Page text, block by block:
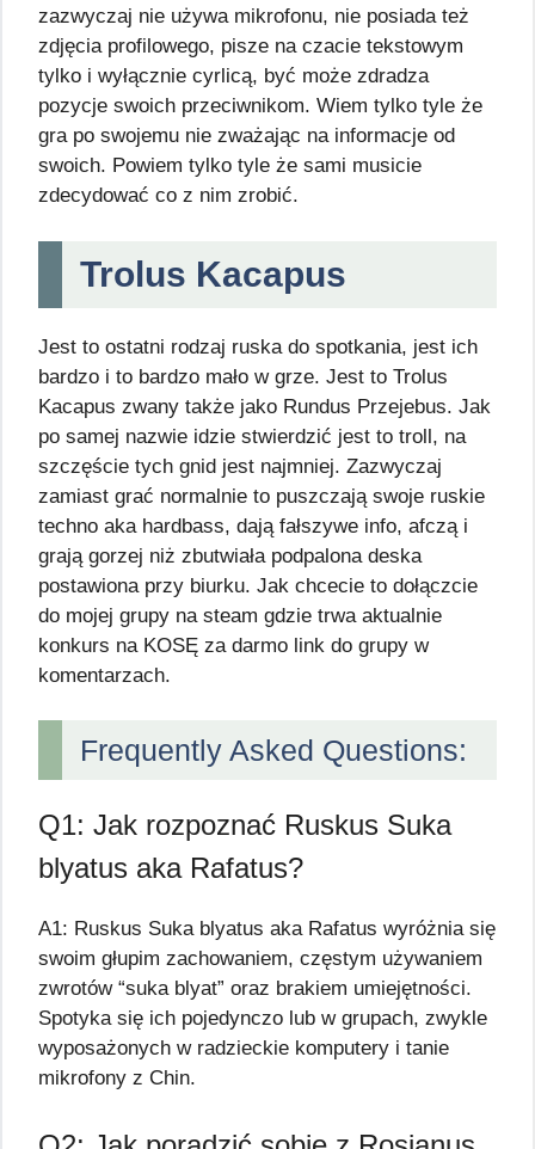
zazwyczaj nie używa mikrofonu, nie posiada też
zdjęcia profilowego, pisze na czacie tekstowym
tylko i wyłącznie cyrlicą, być może zdradza
pozycje swoich przeciwnikom. Wiem tylko tyle że
gra po swojemu nie zważając na informacje od
swoich. Powiem tylko tyle że sami musicie
zdecydować co z nim zrobić.
Trolus Kacapus
Jest to ostatni rodzaj ruska do spotkania, jest ich
bardzo i to bardzo mało w grze. Jest to Trolus
Kacapus zwany także jako Rundus Przejebus. Jak
po samej nazwie idzie stwierdzić jest to troll, na
szczęście tych gnid jest najmniej. Zazwyczaj
zamiast grać normalnie to puszczają swoje ruskie
techno aka hardbass, dają fałszywe info, afczą i
grają gorzej niż zbutwiała podpalona deska
postawiona przy biurku. Jak chcecie to dołączcie
do mojej grupy na steam gdzie trwa aktualnie
konkurs na KOSĘ za darmo link do grupy w
komentarzach.
Frequently Asked Questions:
Q1: Jak rozpoznać Ruskus Suka
blyatus aka Rafatus?
A1: Ruskus Suka blyatus aka Rafatus wyróżnia się
swoim głupim zachowaniem, częstym używaniem
zwrotów “suka blyat” oraz brakiem umiejętności.
Spotyka się ich pojedynczo lub w grupach, zwykle
wyposażonych w radzieckie komputery i tanie
mikrofony z Chin.